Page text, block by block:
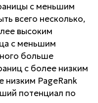
с меньшим
всего несколько,
высоким
с меньшим
больше
с более низким
низким PageRank
потенциал по